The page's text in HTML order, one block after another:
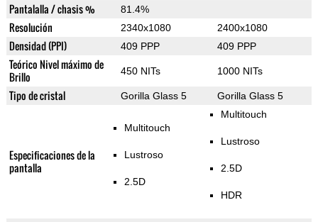
Pantalalla / chasis % 81.4%
Resolución 2340x1080 2400x1080
Densidad (PPI) 409 PPP 409 PPP
Teórico Nivel máximo de
Brillo
450 NITs 1000 NITs
Tipo de cristal Gorilla Glass 5 Gorilla Glass 5
Especificaciones de la
pantalla
Multitouch
Lustroso
2.5D
Multitouch
Lustroso
2.5D
HDR